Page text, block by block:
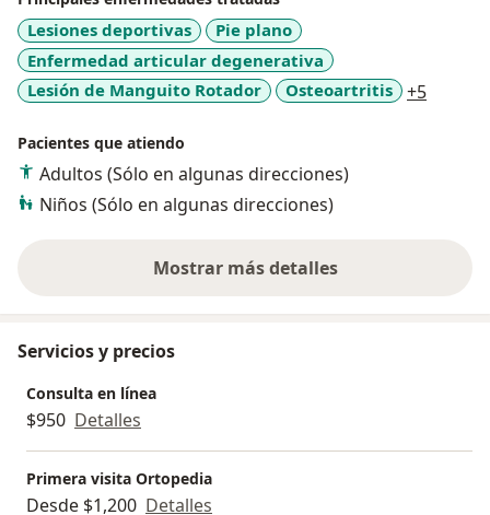
Lesiones deportivas
Pie plano
Enfermedad articular degenerativa
Lesión de Manguito Rotador
Osteoartritis +5
Pacientes que atiendo
Adultos (Sólo en algunas direcciones)
Niños (Sólo en algunas direcciones)
Mostrar más detalles
sobre la experiencia
Servicios y precios
Consulta en línea
$950 Detalles
Primera visita Ortopedia
Desde $1,200 Detalles